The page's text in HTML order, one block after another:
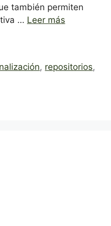
también permiten
… Leer más
, repositorios,